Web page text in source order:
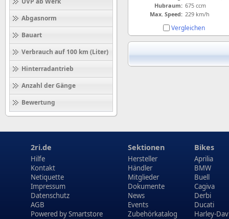
Abgasnorm
Bauart
Verbrauch auf 100 km (Liter)
Hinterradantrieb
Anzahl der Gänge
Bewertung
Hubraum: 675 ccm
Max. Speed: 229 km/h
Vergleichen
2ri.de
Hilfe
Kontakt
Netiquette
Impressum
Datenschutz
AGB
Powered bySmartstore
Sektionen
Hersteller
Händler
Mitglieder
Dokumente
News
Events
Zubehörkatalog
Bikes
Aprilia
BMW
Buell
Cagiva
Derbi
Ducati
Harley-